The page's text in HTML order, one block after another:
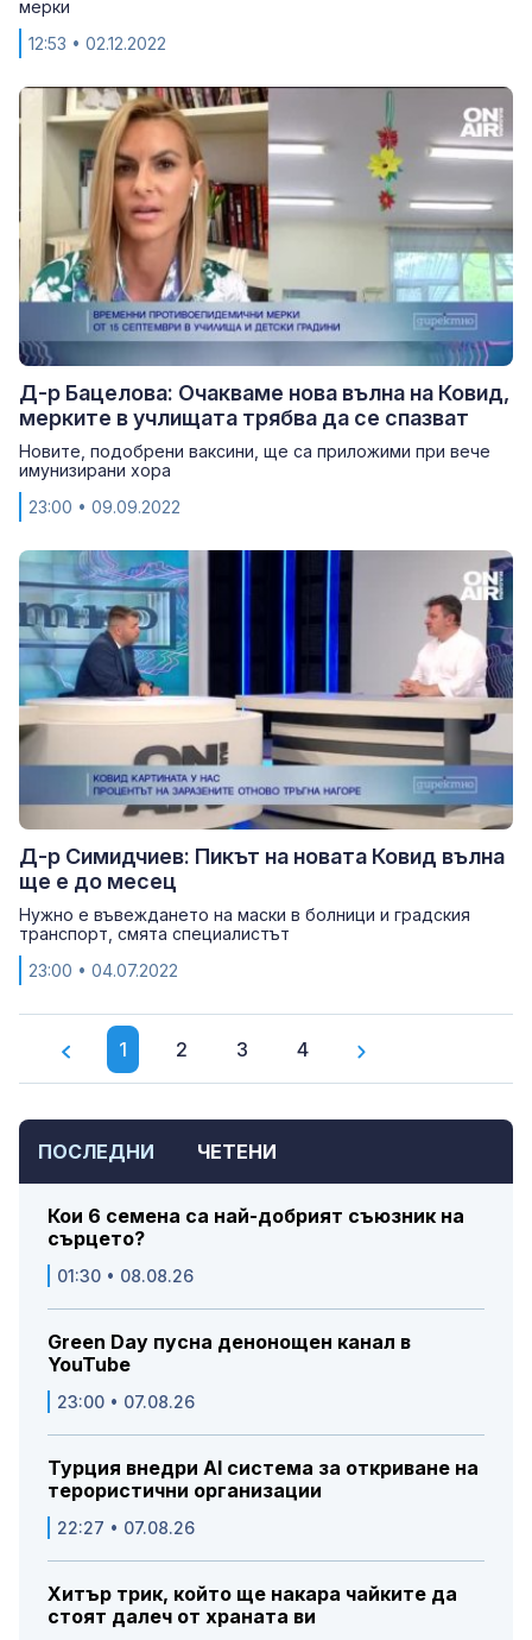
мерки
12:53 • 02.12.2022
Д-р Бацелова: Очакваме нова вълна на Ковид,
мерките в учлищата трябва да се спазват
Новите, подобрени ваксини, ще са приложими при вече
имунизирани хора
23:00 • 09.09.2022
Д-р Симидчиев: Пикът на новата Ковид вълна
ще е до месец
Нужно е въвеждането на маски в болници и градския
транспорт, смята специалистът
23:00 • 04.07.2022
1 2 3 4
ПОСЛЕДНИ ЧЕТЕНИ
Кои 6 семена са най-добрият съюзник на
сърцето?
01:30 • 08.08.26
Green Day пусна денонощен канал в
YouTube
23:00 • 07.08.26
Турция внедри AI система за откриване на
терористични организации
22:27 • 07.08.26
Хитър трик, който ще накара чайките да
стоят далеч от храната ви